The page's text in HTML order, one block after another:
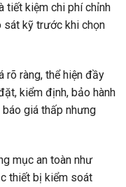
tiết kiệm chi phí chỉnh
sát kỹ trước khi chọn
rõ ràng, thể hiện đầy
kiểm định, bảo hành
giá thấp nhưng
mục an toàn như
thiết bị kiểm soát